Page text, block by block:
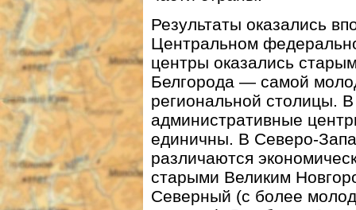
Результаты оказались
Центральном
центры оказались
Белгорода — самой
региональной столицы.
административные
единичны. В Северо-
различаются
старыми Великим
Северный (с более